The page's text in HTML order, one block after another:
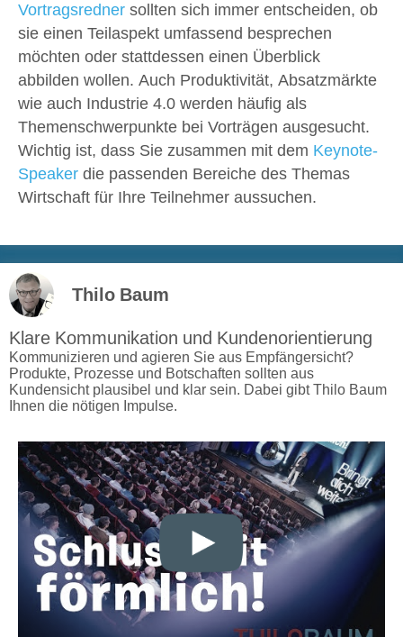
Vortragsredner sollten sich immer entscheiden, ob
sie einen Teilaspekt umfassend besprechen
möchten oder stattdessen einen Überblick
abbilden wollen. Auch Produktivität, Absatzmärkte
wie auch Industrie 4.0 werden häufig als
Themenschwerpunkte bei Vorträgen ausgesucht.
Wichtig ist, dass Sie zusammen mit dem Keynote-
Speaker die passenden Bereiche des Themas
Wirtschaft für Ihre Teilnehmer aussuchen.
Thilo Baum
Klare Kommunikation und Kundenorientierung
Kommunizieren und agieren Sie aus Empfängersicht?
Produkte, Prozesse und Botschaften sollten aus
Kundensicht plausibel und klar sein. Dabei gibt Thilo Baum
Ihnen die nötigen Impulse.